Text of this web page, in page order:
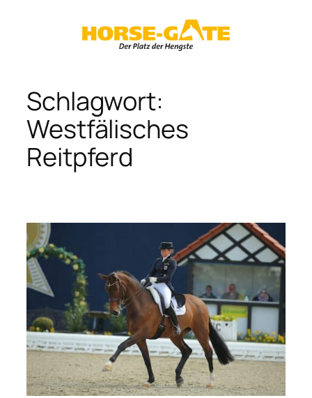
Schlagwort:
Westfälisches
Reitpferd